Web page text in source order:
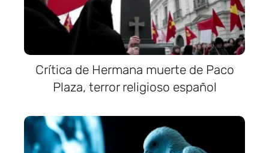
Crítica de Hermana muerte de Paco
Plaza, terror religioso español